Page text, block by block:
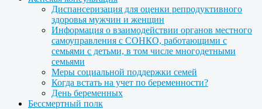
Диспансеризация для оценки репродуктивного
здоровья мужчин и женщин
Информация о взаимодействии органов местного
самоуправления с СОНКО, работающими с
семьями с детьми, в том числе многодетными
семьями
Меры социальной поддержки семей
Когда встать на учет по беременности?
День беременных
Бессмертный полк